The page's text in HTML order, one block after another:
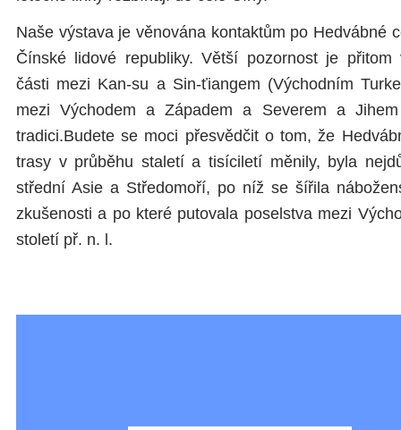
Naše výstava je věnována kontaktům po Hedvábné
Čínské lidové republiky. Větší pozornost je přitom
části mezi Kan-su a Sin-ťiangem (Východním
mezi Východem a Západem a Severem a
tradici.Budete se moci přesvědčit o tom, že
trasy v průběhu staletí a tisíciletí měnily, byla
střední Asie a Středomoří, po níž se šířila
zkušenosti a po které putovala poselstva mezi
století př. n. l.